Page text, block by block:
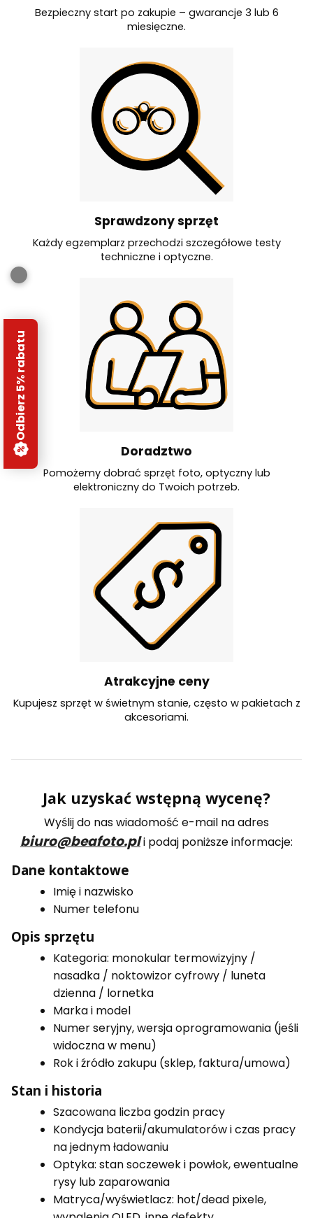
Bezpieczny start po zakupie – gwarancje 3 lub 6
miesięczne.
Sprawdzony sprzęt
Każdy egzemplarz przechodzi szczegółowe testy
techniczne i optyczne.
Doradztwo
Pomożemy dobrać sprzęt foto, optyczny lub
elektroniczny do Twoich potrzeb.
Atrakcyjne ceny
Kupujesz sprzęt w świetnym stanie, często w pakietach z
akcesoriami.
Jak uzyskać wstępną wycenę?
Wyślij do nas wiadomość e-mail na adres
biuro@beafoto.pli podaj poniższe informacje:
Dane kontaktowe
Imię i nazwisko
Numer telefonu
Opis sprzętu
Kategoria: monokular termowizyjny /
nasadka / noktowizor cyfrowy / luneta
dzienna / lornetka
Marka i model
Numer seryjny, wersja oprogramowania (jeśli
widoczna w menu)
Rok i źródło zakupu (sklep, faktura/umowa)
Stan i historia
Szacowana liczba godzin pracy
Kondycja baterii/akumulatorów i czas pracy
na jednym ładowaniu
Optyka: stan soczewek i powłok, ewentualne
rysy lub zaparowania
Matryca/wyświetlacz: hot/dead pixele,
Odbierz 5% rabatu